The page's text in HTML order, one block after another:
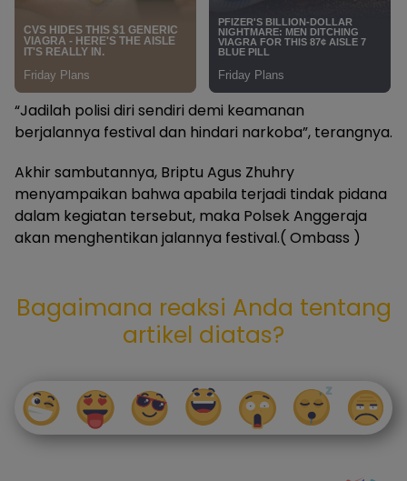
“Jadilah polisi diri sendiri demi keamanan
berjalannya festival dan hindari narkoba”, terangnya.
Akhir sambutannya, Briptu Agus Zhuhry
menyampaikan bahwa apabila terjadi tindak pidana
dalam kegiatan tersebut, maka Polsek Anggeraja
akan menghentikan jalannya festival.( Ombass )
Bagaimana reaksi Anda tentang
artikel diatas?